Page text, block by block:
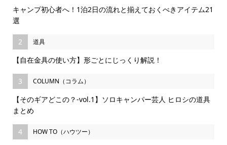
キャンプ初心者へ！1泊2日の流れと揃えておくべきアイテム21
選
2 道具
【自在金具の使い方】形ごとにじっくり解説！
3 COLUMN（コラム）
【そのギアどこの？-vol.1】ソロキャンパー芸人 ヒロシの道具
まとめ
4 HOW TO（ハウツー）